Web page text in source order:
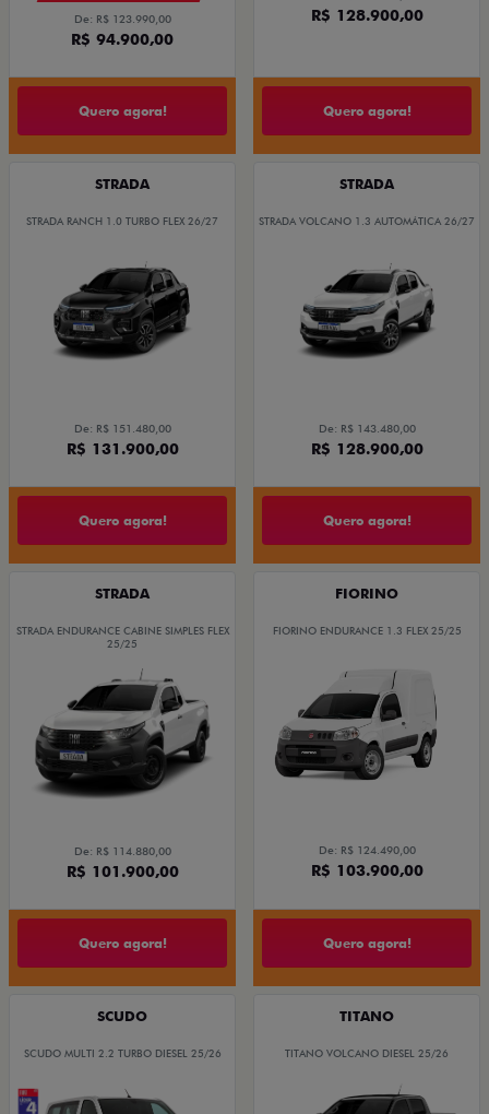
De: R$ 123.990,00
R$ 94.900,00
Quero agora!
R$ 128.900,00
Quero agora!
STRADA
STRADA RANCH 1.0 TURBO FLEX 26/27
De: R$ 151.480,00
R$ 131.900,00
Quero agora!
STRADA
STRADA VOLCANO 1.3 AUTOMÁTICA 26/27
De: R$ 143.480,00
R$ 128.900,00
Quero agora!
STRADA
STRADA ENDURANCE CABINE SIMPLES FLEX
25/25
De: R$ 114.880,00
R$ 101.900,00
Quero agora!
FIORINO
FIORINO ENDURANCE 1.3 FLEX 25/25
De: R$ 124.490,00
R$ 103.900,00
Quero agora!
SCUDO
SCUDO MULTI 2.2 TURBO DIESEL 25/26
TITANO
TITANO VOLCANO DIESEL 25/26